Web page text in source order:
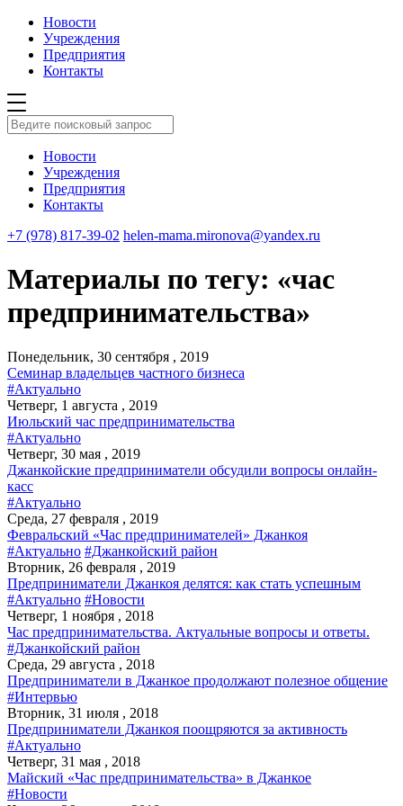
Новости
Учреждения
Предприятия
Контакты
Новости
Учреждения
Предприятия
Контакты
+7 (978) 817-39-02 helen-mama.mironova@yandex.ru
Материалы по тегу: «час
предпринимательства»
Понедельник, 30 сентября , 2019
Семинар владельцев частного бизнеса
#Актуально
Четверг, 1 августа , 2019
Июльский час предпринимательства
#Актуально
Четверг, 30 мая , 2019
Джанкойские предприниматели обсудили вопросы онлайн-
касс
#Актуально
Среда, 27 февраля , 2019
Февральский «Час предпринимателей» Джанкоя
#Актуально #Джанкойский район
Вторник, 26 февраля , 2019
Предприниматели Джанкоя делятся: как стать успешным
#Актуально #Новости
Четверг, 1 ноября , 2018
Час предпринимательства. Актуальные вопросы и ответы.
#Джанкойский район
Среда, 29 августа , 2018
Предприниматели в Джанкое продолжают полезное общение
#Интервью
Вторник, 31 июля , 2018
Предприниматели Джанкоя поощряются за активность
#Актуально
Четверг, 31 мая , 2018
Майский «Час предпринимательства» в Джанкое
#Новости